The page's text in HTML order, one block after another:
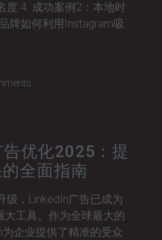
度 4. 成功案例2：本地时
牌如何利用Instagram吸
优化2025：提
全面指南
级，LinkedIn广告已成为
工具。作为全球最大的
企业提供了精准的受众